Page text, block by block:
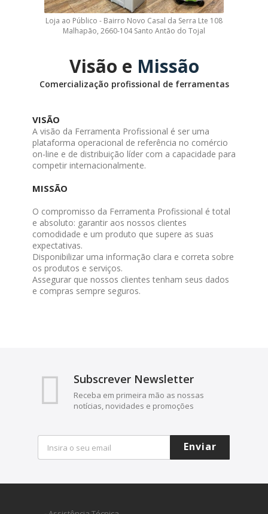
Loja ao Público - Bairro Novo Casal da Serra Lte 108
Malhapão, 2660-104 Santo Antão do Tojal
Visão e Missão
Comercialização profissional de ferramentas
VISÃO
A visão da Ferramenta Profissional é ser uma
plataforma operacional de referência no comércio
on-line e de distribuição líder com a capacidade para
competir internacionalmente.
MISSÃO
O compromisso da Ferramenta Profissional é total
e absoluto: garantir aos nossos clientes
comodidade e um produto que supere as suas
expectativas.
Disponibilizar uma informação clara e correta sobre
os produtos e serviços.
Assegurar que nossos clientes tenham seus dados
e compras sempre seguros.
Subscrever Newsletter
Receba em primeira mão as nossas
notícias, novidades e promoções
Enviar